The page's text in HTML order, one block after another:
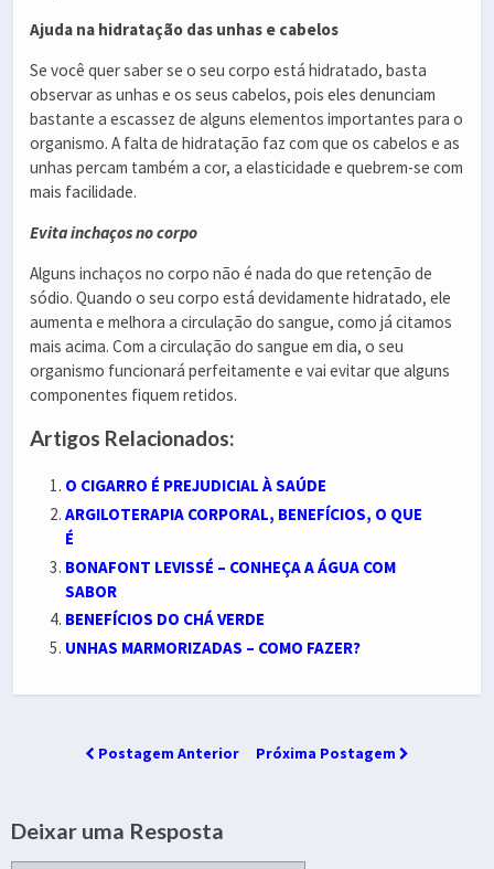
Ajuda na hidratação das unhas e cabelos
Se você quer saber se o seu corpo está hidratado, basta
observar as unhas e os seus cabelos, pois eles denunciam
bastante a escassez de alguns elementos importantes para o
organismo. A falta de hidratação faz com que os cabelos e as
unhas percam também a cor, a elasticidade e quebrem-se com
mais facilidade.
Evita inchaços no corpo
Alguns inchaços no corpo não é nada do que retenção de
sódio. Quando o seu corpo está devidamente hidratado, ele
aumenta e melhora a circulação do sangue, como já citamos
mais acima. Com a circulação do sangue em dia, o seu
organismo funcionará perfeitamente e vai evitar que alguns
componentes fiquem retidos.
Artigos Relacionados:
O CIGARRO É PREJUDICIAL À SAÚDE
ARGILOTERAPIA CORPORAL, BENEFÍCIOS, O QUE
É
BONAFONT LEVISSÉ – CONHEÇA A ÁGUA COM
SABOR
BENEFÍCIOS DO CHÁ VERDE
UNHAS MARMORIZADAS – COMO FAZER?
Postagem Anterior Próxima Postagem
Deixar uma Resposta